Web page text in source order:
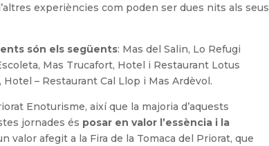
experiències com poden ser dues nits als seus
són els següents: Mas del Salin, Lo Refugi
Mas Trucafort, Hotel i Restaurant Lotus
– Restaurant Cal Llop i Mas Ardèvol.
Enoturisme, així que la majoria d’aquests
jornades és posar en valor l’essència i la
valor afegit a la Fira de la Tomaca del Priorat, que